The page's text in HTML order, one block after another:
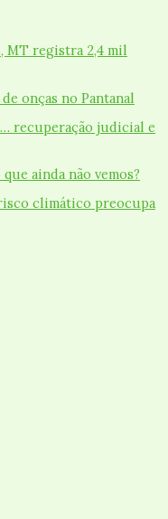
MT registra 2,4 mil
onças no Pantanal
recuperação judicial e
ainda não vemos?
climático preocupa